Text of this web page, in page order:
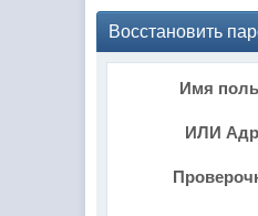
Восстановить
Имя
ИЛИ